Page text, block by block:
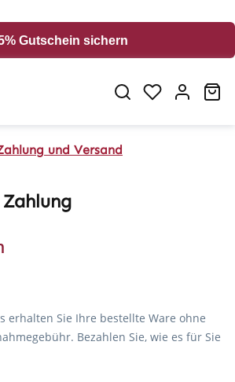
Gutschein sichern
und Versand
erhalten Sie Ihre bestellte Ware ohne
Bezahlen Sie, wie es für Sie